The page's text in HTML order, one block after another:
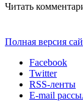
Читать
Полная версия
Facebook
Twitter
RSS-ленты
E-mail